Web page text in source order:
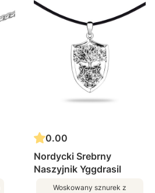
0.00
Nordycki Srebrny
Naszyjnik Yggdrasil
Woskowany sznurek z